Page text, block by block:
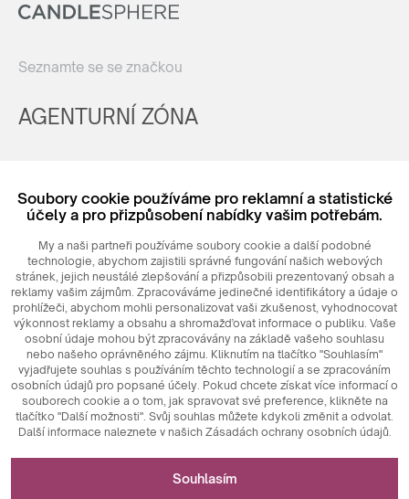
Seznamte se se značkou
AGENTURNÍ ZÓNA
Login
© 2026MAXIM Ceramics Sp. z o. o.
Soubory cookie používáme pro reklamní a statistické
účely a pro přizpůsobení nabídky vašim potřebám.
My a naši partneři používáme soubory cookie a další podobné
technologie, abychom zajistili správné fungování našich webových
stránek, jejich neustálé zlepšování a přizpůsobili prezentovaný obsah a
reklamy vašim zájmům. Zpracováváme jedinečné identifikátory a údaje o
prohlížeči, abychom mohli personalizovat vaši zkušenost, vyhodnocovat
výkonnost reklamy a obsahu a shromažďovat informace o publiku. Vaše
osobní údaje mohou být zpracovávány na základě vašeho souhlasu
nebo našeho oprávněného zájmu. Kliknutím na tlačítko "Souhlasím"
vyjadřujete souhlas s používáním těchto technologií a se zpracováním
osobních údajů pro popsané účely. Pokud chcete získat více informací o
souborech cookie a o tom, jak spravovat své preference, klikněte na
tlačítko "Další možnosti". Svůj souhlas můžete kdykoli změnit a odvolat.
Další informace naleznete v našich Zásadách ochrany osobních údajů.
Nezbytné pro fungování webových stránek
Souhlasím